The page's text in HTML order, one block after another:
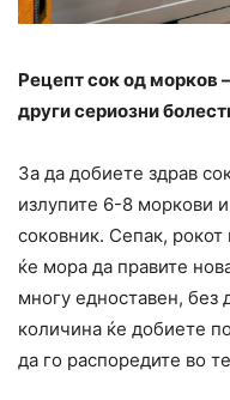
Рецепт сок од морков
други сериозни
За да добиете здрав
излупите 6-8 моркови
соковник. Сепак,
ќе мора да правите
многу едноставен, без
количина ќе добиете
да го распоредите во